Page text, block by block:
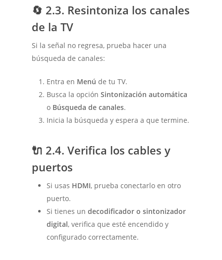
🔄 2.3. Resintoniza los canales
de la TV
Si la señal no regresa, prueba hacer una
búsqueda de canales:
Entra en Menú de tu TV.
Busca la opciónSintonización automática
o Búsqueda de canales.
Inicia la búsqueda y espera a que termine.
🔌 2.4. Verifica los cables y
puertos
Si usas HDMI, prueba conectarlo en otro
puerto.
Si tienes undecodificador o sintonizador
digital, verifica que esté encendido y
configurado correctamente.